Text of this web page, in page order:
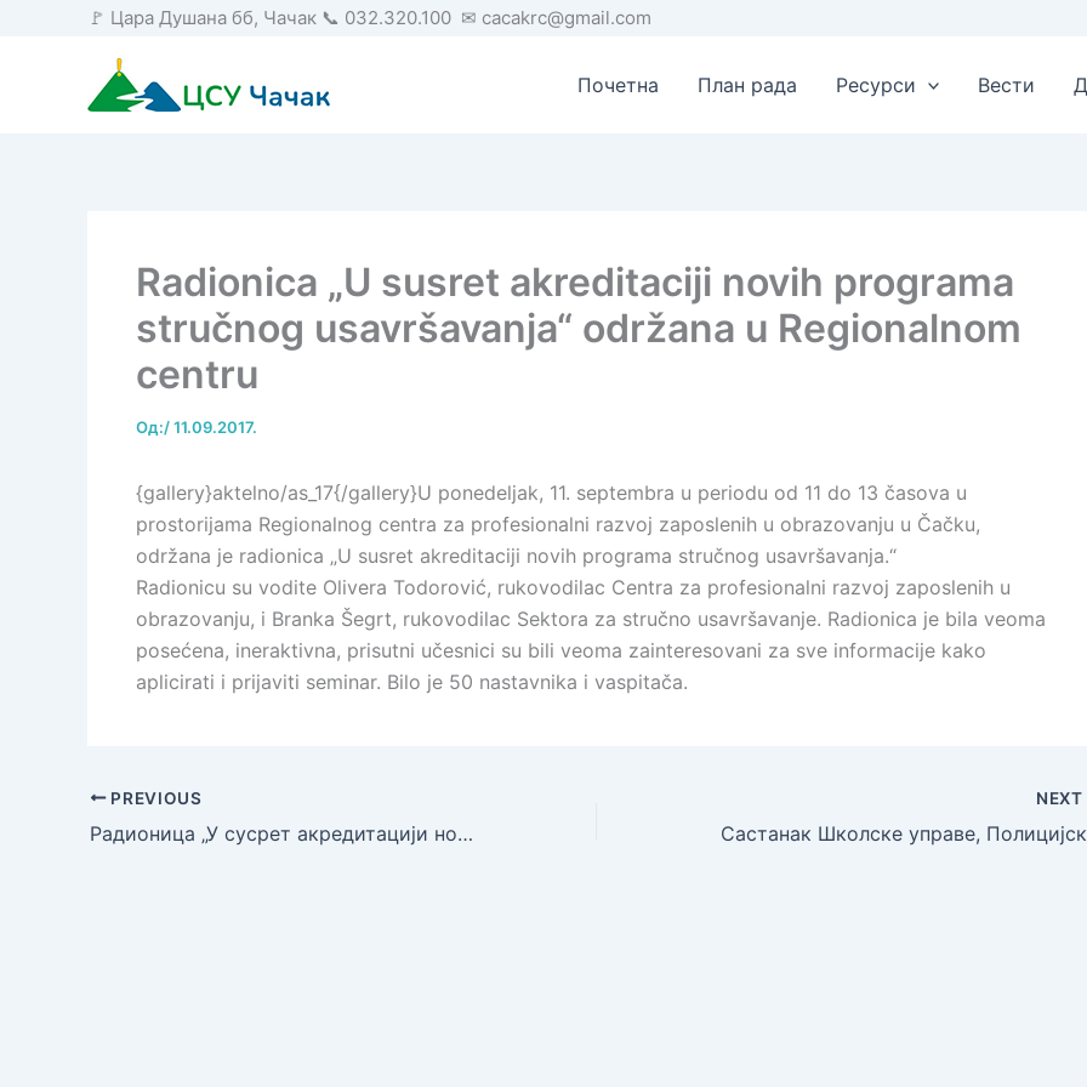
🚩 Цара Душана бб, Чачак 📞 032.320.100 ✉ cacakrc@gmail.com
Почетна План рада Ресурси Вести
Radionica „U susret akreditaciji novih programa
stručnog usavršavanja“ održana u Regionalnom
centru
Од:/11.09.2017.
{gallery}aktelno/as_17{/gallery}U ponedeljak, 11. septembra u periodu od 11 do 13 časova u
prostorijama Regionalnog centra za profesionalni razvoj zaposlenih u obrazovanju u Čačku,
održana je radionica „U susret akreditaciji novih programa stručnog usavršavanja.“
Radionicu su vodite Olivera Todorović, rukovodilac Centra za profesionalni razvoj zaposlenih u
obrazovanju, i Branka Šegrt, rukovodilac Sektora za stručno usavršavanje. Radionica je bila veoma
posećena, ineraktivna, prisutni učesnici su bili veoma zainteresovani za sve informacije kako
aplicirati i prijaviti seminar. Bilo je 50 nastavnika i vaspitača.
PREVIOUS
Радионица „У сусрет акредитацији нових програма стручног усавршавања“ одржана у Регионалном центру
NEXT